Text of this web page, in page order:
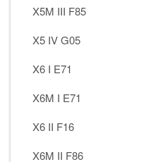
X5M III F85
X5 IV G05
X6 I E71
X6M I E71
X6 II F16
X6M II F86